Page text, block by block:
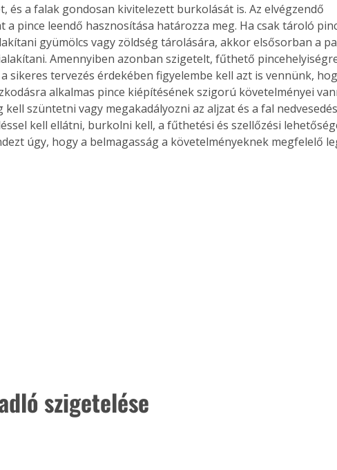
és a falak gondosan kivitelezett burkolását is. Az elvégzendő
a pince leendő hasznosítása határozza meg. Ha csak tároló
gyümölcs vagy zöldség tárolására, akkor elsősorban a
Amennyiben azonban szigetelt, fűthető
sikeres tervezés érdekében figyelembe kell azt is vennünk,
alkalmas pince kiépítésének szigorú követelményei
kell szüntetni vagy megakadályozni az aljzat és a fal
kell ellátni, burkolni kell, a fűthetési és szellőzési
úgy, hogy a belmagasság a követelményeknek megfelelő
szigetelése